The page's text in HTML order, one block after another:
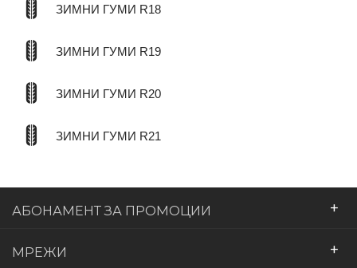
ЗИМНИ ГУМИ R18
ЗИМНИ ГУМИ R19
ЗИМНИ ГУМИ R20
ЗИМНИ ГУМИ R21
АБОНАМЕНТ ЗА ПРОМОЦИИ +
МРЕЖИ +